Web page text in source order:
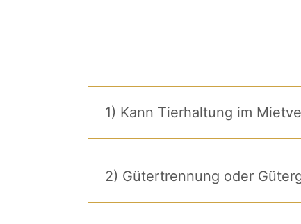
1) Kann Tierhaltung im
2) Gütertrennung oder